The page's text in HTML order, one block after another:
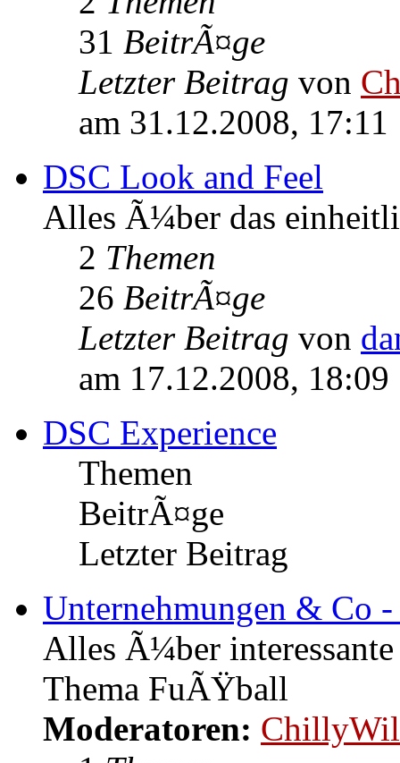
31 BeitrÃ¤ge
Letzter Beitrag von
am 31.12.2008, 17:11
DSC Look and Feel
Alles Ã¼ber das
2 Themen
26 BeitrÃ¤ge
Letzter Beitrag von
am 17.12.2008, 18:09
DSC Experience
Themen
BeitrÃ¤ge
Letzter Beitrag
Unternehmungen & Co
Alles Ã¼ber
Thema FuÃŸball
Moderatoren: